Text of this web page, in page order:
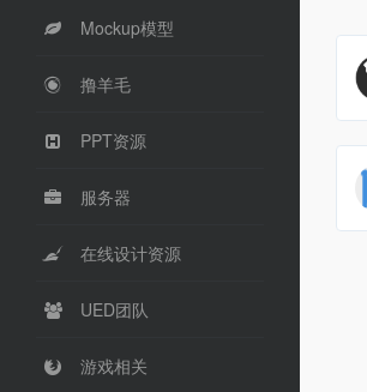
Mockup模型
撸羊毛
PPT资源
服务器
在线设计资源
UED团队
游戏相关